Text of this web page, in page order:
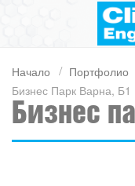
Начало Портфолио
Бизнес Парк Варна, Б1
Бизнес